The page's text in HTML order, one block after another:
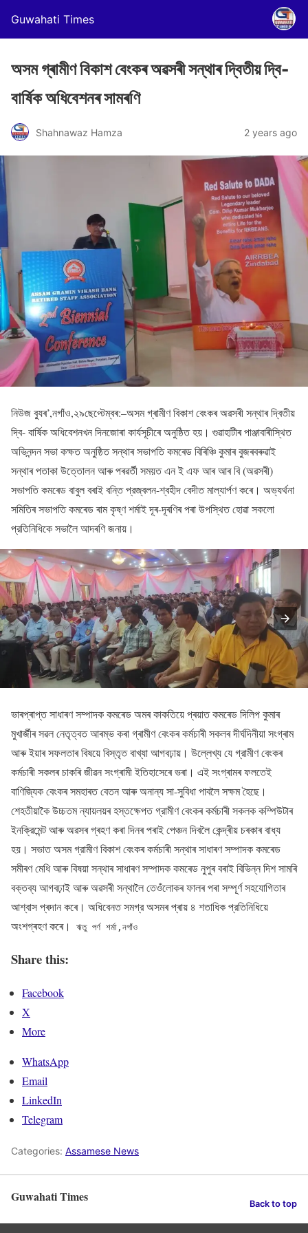
Guwahati Times
অসম গ্ৰামীণ বিকাশ বেংকৰ অৱসৰী সন্থাৰ দ্বিতীয় দ্বি-
বার্ষিক অধিবেশনৰ সামৰণি
Shahnawaz Hamza 2 years ago
নিউজ ব্যুৰ’,নগাঁও,২৯ছেপ্টেম্বৰ:–অসম গ্ৰামীণ বিকাশ বেংকৰ অৱসৰী সন্থাৰ দ্বিতীয়
দ্বি- বার্ষিক অধিবেশনখন দিনজোৰা কাৰ্যসূচীৰে অনুষ্ঠিত হয়। গুৱাহাটীৰ পাঞ্জাবাৰীস্থিত
অভিনন্দন সভা কক্ষত অনুষ্ঠিত সন্থাৰ সভাপতি কমৰেড বিৰিঞ্চি কুমাৰ বুজৰবৰুৱাই
সন্থাৰ পতাকা উত্তোলন আৰু পৰৱৰ্তী সময়ত এন ই এফ আৰ আৰ বি (অৱসৰী)
সভাপতি কমৰেড বাবুল বৰাই বন্তি প্রজ্বলন-শ্বহীদ বেদীত মাল্যাৰ্পণ কৰে। অভ্যৰ্থনা
সমিতিৰ সভাপতি কমৰেড ৰাম কৃষ্ণ শৰ্মাই দূৰ-দূৰণিৰ পৰা উপস্থিত হোৱা সকলো
প্রতিনিধিকে সভালৈ আদৰণি জনায়।
ভাৰপ্ৰাপ্ত সাধাৰণ সম্পাদক কমৰেড অমৰ কাকতিয়ে প্ৰয়াত কমৰেড দিলিপ কুমাৰ
মুখার্জীৰ সৱল নেতৃত্বত আৰম্ভ কৰা গ্ৰামীণ বেংকৰ কৰ্মচাৰী সকলৰ দীৰ্ঘদিনীয়া সংগ্ৰাম
আৰু ইয়াৰ সফলতাৰ বিষয়ে বিস্তৃত বাখ্যা আগবঢ়ায়। উল্লেখ্য যে গ্রামীণ বেংকৰ
কৰ্মচাৰী সকলৰ চাকৰি জীৱন সংগ্ৰামী ইতিহাসেৰে ভৰা। এই সংগ্ৰামৰ ফলতেই
বাণিজ্যিক বেংকৰ সমহাৰত বেতন আৰু অনান্য সা-সুবিধা পাবলৈ সক্ষম হৈছে।
শেহতীয়াকৈ উচ্চতম ন্যায়লয়ৰ হস্তক্ষেপত গ্রামীণ বেংকৰ কৰ্মচাৰী সকলক কম্পিউটাৰ
ইনক্রিমেন্ট আৰু অৱসৰ গ্ৰহণ কৰা দিনৰ পৰাই পেঞ্চন দিবলৈ কেন্দ্ৰীয় চৰকাৰ বাধ্য
হয়। সভাত অসম গ্রামীণ বিকাশ বেংকৰ কৰ্মচাৰী সন্থাৰ সাধাৰণ সম্পাদক কমৰেড
সমীৰণ মেধি আৰু বিষয়া সন্থাৰ সাধাৰণ সম্পাদক কমৰেড নুপুৰ বৰাই বিভিন্ন দিশ সামৰি
বক্তব্য আগবঢ়াই আৰু অৱসৰী সন্থালৈ তেওঁলোকৰ ফালৰ পৰা সম্পূৰ্ণ সহযোগিতাৰ
আশ্বাস প্ৰদান কৰে। অধিবেনত সমগ্র অসমৰ প্ৰায় ৪ শতাধিক প্রতিনিধিয়ে
অংশগ্ৰহণ কৰে।
ঋতু পৰ্ণ শৰ্মা,নগাঁও
Share this:
Facebook
X
More
WhatsApp
Email
LinkedIn
Telegram
Categories: Assamese News
Guwahati Times Back to top